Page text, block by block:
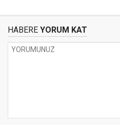
HABERE YORUM KAT